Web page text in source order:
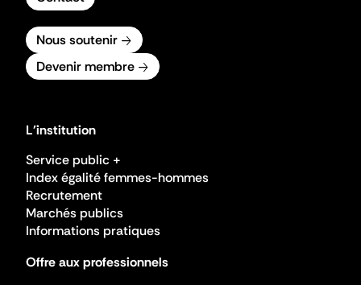
Nous soutenir
Devenir membre
L'institution
Service public +
Index égalité femmes-hommes
Recrutement
Marchés publics
Informations pratiques
Offre aux professionnels